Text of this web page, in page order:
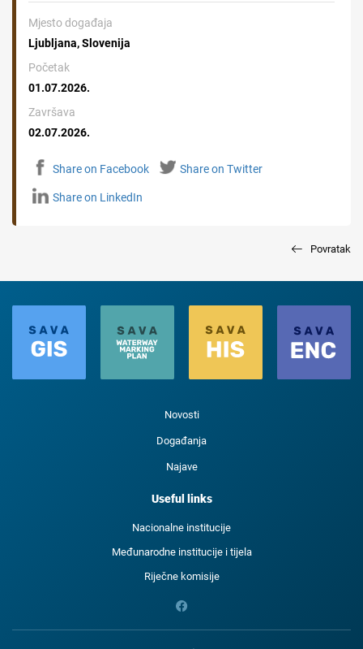
Mjesto događaja
Ljubljana, Slovenija
Početak
01.07.2026.
Završava
02.07.2026.
Share on Facebook Share on Twitter
Share on LinkedIn
Povratak
Novosti
Događanja
Najave
Useful links
Nacionalne institucije
Međunarodne institucije i tijela
Riječne komisije